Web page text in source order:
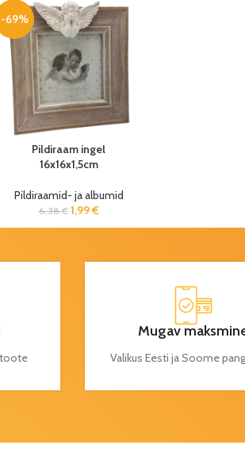
-69%
Pildiraam ingel
16x16x1,5cm
Pildiraamid- ja albumid
6,38€ 1,99€
Mugav
Valikus Eesti ja Soome